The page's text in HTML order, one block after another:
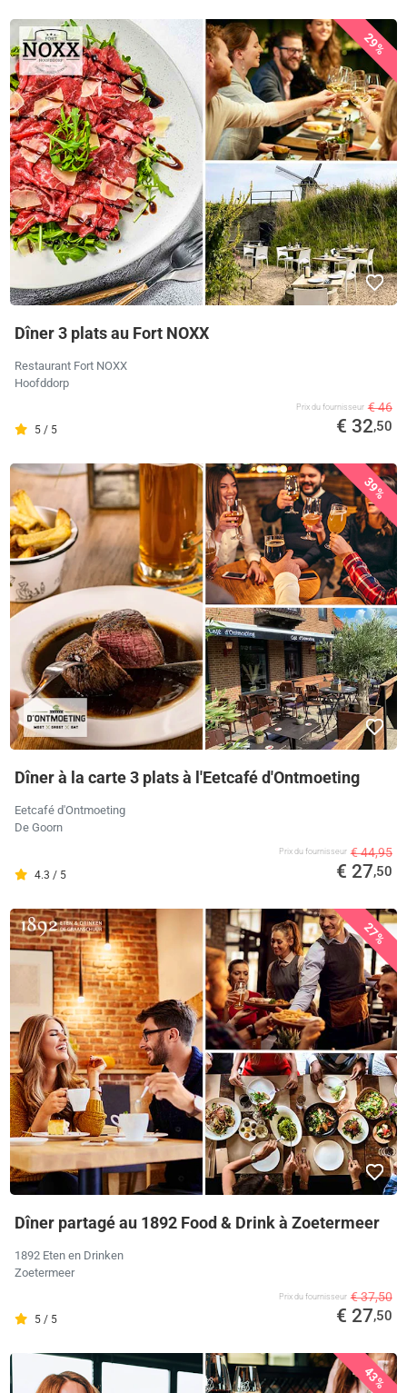
29%
Dîner 3 plats au Fort NOXX
Restaurant Fort NOXX
Hoofddorp
5 / 5
Prix ​​du fournisseur € 46
€ 32,50
39%
Dîner à la carte 3 plats à l'Eetcafé d'Ontmoeting
Eetcafé d'Ontmoeting
De Goorn
4.3 / 5
Prix ​​du fournisseur € 44,95
€ 27,50
27%
Dîner partagé au 1892 Food & Drink à Zoetermeer
1892 Eten en Drinken
Zoetermeer
5 / 5
Prix ​​du fournisseur € 37,50
€ 27,50
43%